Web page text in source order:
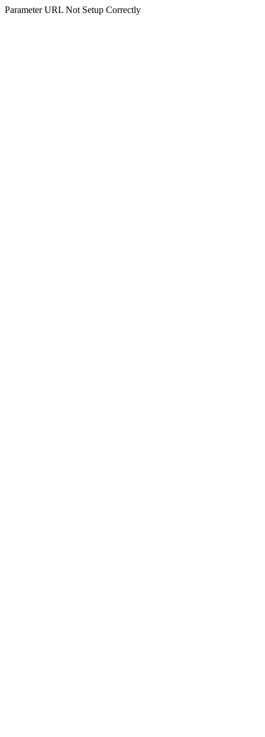
Parameter URL Not Setup Correctly